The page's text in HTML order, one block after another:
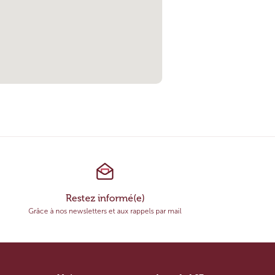
Restez informé(e)
Grâce à nos newsletters et aux rappels par mail